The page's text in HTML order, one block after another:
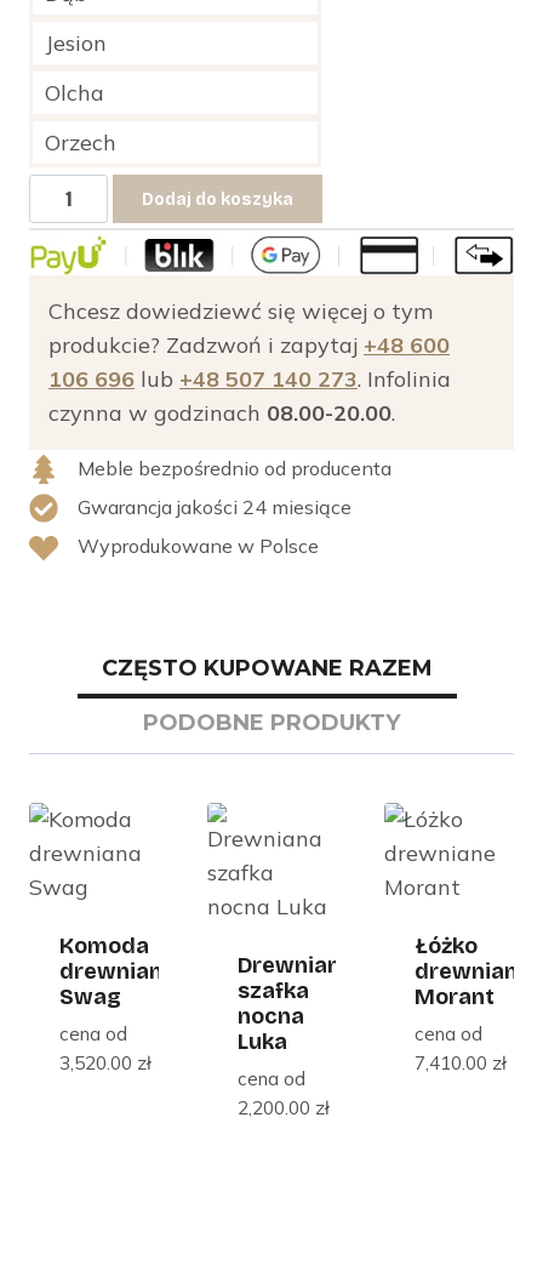
Jesion
Olcha
Orzech
ilość
Drewniana
szafka
Kemp
Dodaj do koszyka
Chcesz dowiedziewć się więcej o tym
produkcie? Zadzwoń i zapytaj +48 600
106 696 lub +48 507 140 273. Infolinia
czynna w godzinach 08.00-20.00.
Meble bezpośrednio od producenta
Gwarancja jakości 24 miesiące
Wyprodukowane w Polsce
CZĘSTO KUPOWANE RAZEM
PODOBNE PRODUKTY
Komoda
drewniana
Swag
cena od
3,520.00 zł
Drewniana
szafka
nocna
Luka
cena od
2,200.00 zł
Łóżko
drewniane
Morant
cena od
7,410.00 zł